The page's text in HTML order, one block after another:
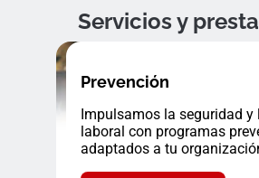
Servicios y
Prevención
Impulsamos la seguridad y
laboral con programas
adaptados a tu